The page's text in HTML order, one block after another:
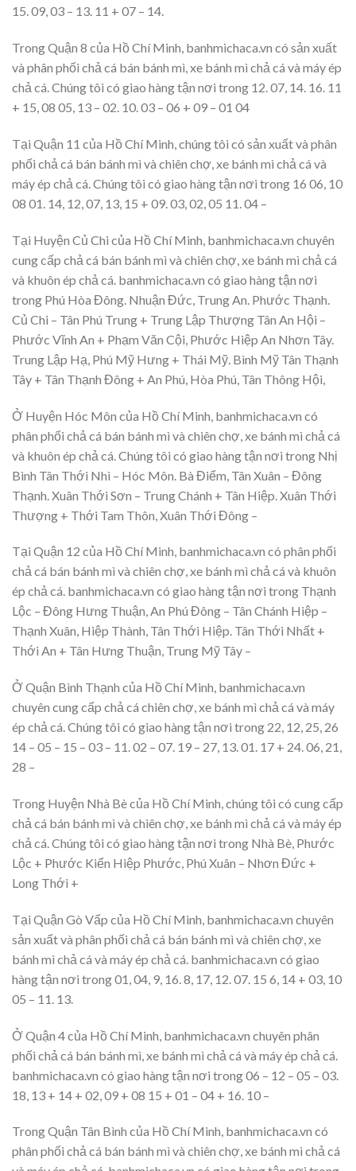
15. 09, 03 – 13. 11 + 07 – 14.
Trong Quận 8 của Hồ Chí Minh, banhmichaca.vn có sản xuất
và phân phối chả cá bán bánh mì, xe bánh mì chả cá và máy ép
chả cá. Chúng tôi có giao hàng tận nơi trong 12. 07, 14. 16. 11
+ 15, 08 05, 13 – 02. 10. 03 – 06 + 09 – 01 04
Tại Quận 11 của Hồ Chí Minh, chúng tôi có sản xuất và phân
phối chả cá bán bánh mì và chiên chợ, xe bánh mì chả cá và
máy ép chả cá. Chúng tôi có giao hàng tận nơi trong 16 06, 10
08 01. 14, 12, 07, 13, 15 + 09. 03, 02, 05 11. 04 –
Tại Huyện Củ Chi của Hồ Chí Minh, banhmichaca.vn chuyên
cung cấp chả cá bán bánh mì và chiên chợ, xe bánh mì chả cá
và khuôn ép chả cá. banhmichaca.vn có giao hàng tận nơi
trong Phú Hòa Đông. Nhuận Đức, Trung An. Phước Thạnh.
Củ Chi – Tân Phú Trung + Trung Lập Thượng Tân An Hội –
Phước Vĩnh An + Phạm Văn Cội, Phước Hiệp An Nhơn Tây.
Trung Lập Hạ, Phú Mỹ Hưng + Thái Mỹ. Bình Mỹ Tân Thạnh
Tây + Tân Thạnh Đông + An Phú, Hòa Phú, Tân Thông Hội,
Ở Huyện Hóc Môn của Hồ Chí Minh, banhmichaca.vn có
phân phối chả cá bán bánh mì và chiên chợ, xe bánh mì chả cá
và khuôn ép chả cá. Chúng tôi có giao hàng tận nơi trong Nhị
Bình Tân Thới Nhì – Hóc Môn. Bà Điểm, Tân Xuân – Đông
Thạnh. Xuân Thới Sơn – Trung Chánh + Tân Hiệp. Xuân Thới
Thượng + Thới Tam Thôn, Xuân Thới Đông –
Tại Quận 12 của Hồ Chí Minh, banhmichaca.vn có phân phối
chả cá bán bánh mì và chiên chợ, xe bánh mì chả cá và khuôn
ép chả cá. banhmichaca.vn có giao hàng tận nơi trong Thạnh
Lộc – Đông Hưng Thuận, An Phú Đông – Tân Chánh Hiệp –
Thạnh Xuân, Hiệp Thành, Tân Thới Hiệp. Tân Thới Nhất +
Thới An + Tân Hưng Thuận, Trung Mỹ Tây –
Ở Quận Bình Thạnh của Hồ Chí Minh, banhmichaca.vn
chuyên cung cấp chả cá chiên chợ, xe bánh mì chả cá và máy
ép chả cá. Chúng tôi có giao hàng tận nơi trong 22, 12, 25, 26
14 – 05 – 15 – 03 – 11. 02 – 07. 19 – 27, 13. 01. 17 + 24. 06, 21,
28 –
Trong Huyện Nhà Bè của Hồ Chí Minh, chúng tôi có cung cấp
chả cá bán bánh mì và chiên chợ, xe bánh mì chả cá và máy ép
chả cá. Chúng tôi có giao hàng tận nơi trong Nhà Bè, Phước
Lộc + Phước Kiển Hiệp Phước, Phú Xuân – Nhơn Đức +
Long Thới +
Tại Quận Gò Vấp của Hồ Chí Minh, banhmichaca.vn chuyên
sản xuất và phân phối chả cá bán bánh mì và chiên chợ, xe
bánh mì chả cá và máy ép chả cá. banhmichaca.vn có giao
hàng tận nơi trong 01, 04, 9, 16. 8, 17, 12. 07. 15 6, 14 + 03, 10
05 – 11. 13.
Ở Quận 4 của Hồ Chí Minh, banhmichaca.vn chuyên phân
phối chả cá bán bánh mì, xe bánh mì chả cá và máy ép chả cá.
banhmichaca.vn có giao hàng tận nơi trong 06 – 12 – 05 – 03.
18, 13 + 14 + 02, 09 + 08 15 + 01 – 04 + 16. 10 –
Trong Quận Tân Bình của Hồ Chí Minh, banhmichaca.vn có
phân phối chả cá bán bánh mì và chiên chợ, xe bánh mì chả cá